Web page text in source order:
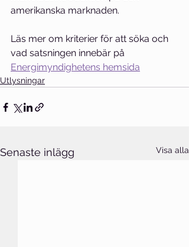
amerikanska marknaden.
Läs mer om kriterier för att söka och
vad satsningen innebär på
Energimyndighetens hemsida
Utlysningar
Senaste inlägg Visa alla